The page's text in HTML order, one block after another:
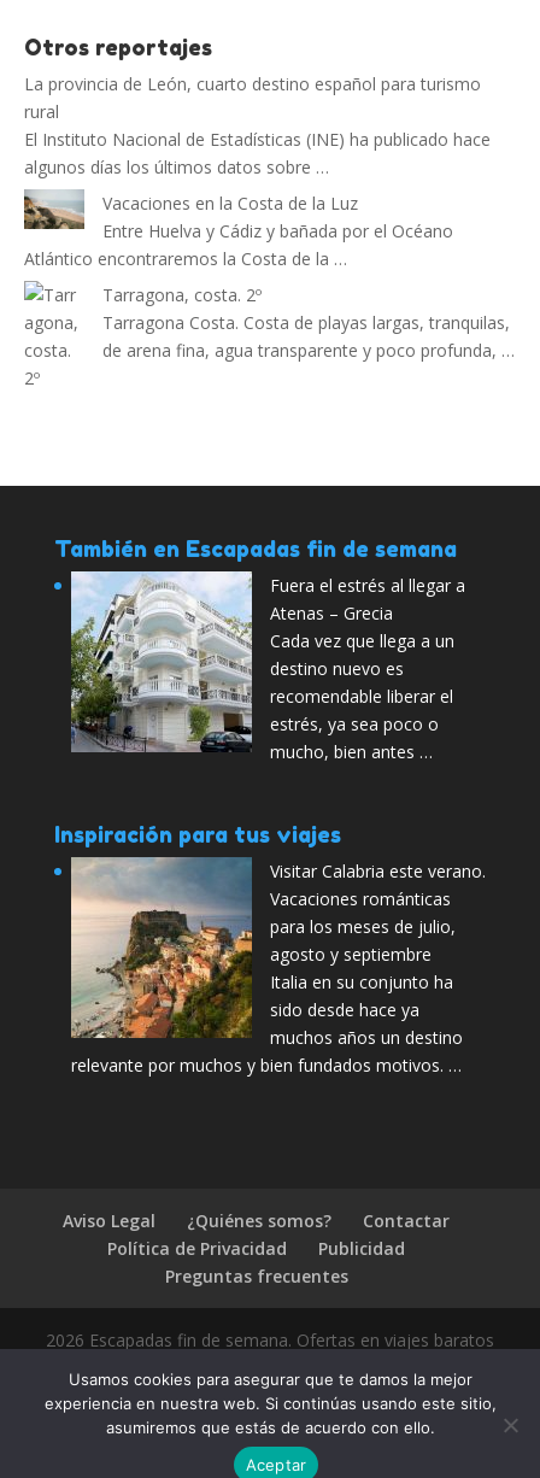
Otros reportajes
La provincia de León, cuarto destino español para turismo
rural
El Instituto Nacional de Estadísticas (INE) ha publicado hace
algunos días los últimos datos sobre …
Vacaciones en la Costa de la Luz
Entre Huelva y Cádiz y bañada por el Océano
Atlántico encontraremos la Costa de la …
Tarragona, costa. 2º
Tarragona Costa. Costa de playas largas, tranquilas,
de arena fina, agua transparente y poco profunda, …
También en Escapadas fin de semana
Fuera el estrés al llegar a
Atenas – Grecia
Cada vez que llega a un
destino nuevo es
recomendable liberar el
estrés, ya sea poco o
mucho, bien antes …
Inspiración para tus viajes
Visitar Calabria este verano.
Vacaciones románticas
para los meses de julio,
agosto y septiembre
Italia en su conjunto ha
sido desde hace ya
muchos años un destino
relevante por muchos y bien fundados motivos. …
Aviso Legal ¿Quiénes somos?
Contactar
Política de Privacidad
Publicidad
Preguntas frecuentes
2026 Escapadas fin de semana. Ofertas en viajes baratos
Usamos cookies para asegurar que te damos la mejor
experiencia en nuestra web. Si continúas usando este sitio,
asumiremos que estás de acuerdo con ello.
Aceptar